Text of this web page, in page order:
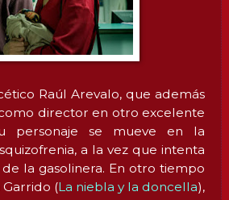
Raúl Arevalo, que además
director en otro excelente
personaje se mueve en la
a la vez que intenta
la gasolinera. En otro tiempo
(La niebla y la doncella),